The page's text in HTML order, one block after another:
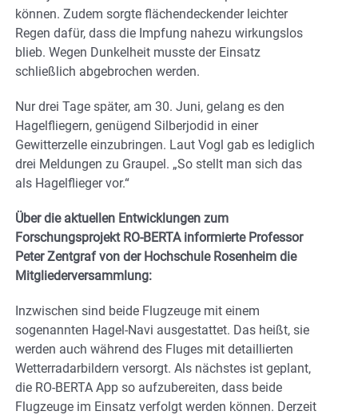
können. Zudem sorgte flächendeckender leichter
Regen dafür, dass die Impfung nahezu wirkungslos
blieb. Wegen Dunkelheit musste der Einsatz
schließlich abgebrochen werden.
Nur drei Tage später, am 30. Juni, gelang es den
Hagelfliegern, genügend Silberjodid in einer
Gewitterzelle einzubringen. Laut Vogl gab es lediglich
drei Meldungen zu Graupel. „So stellt man sich das
als Hagelflieger vor.“
Über die aktuellen Entwicklungen zum
Forschungsprojekt RO-BERTA informierte Professor
Peter Zentgraf von der Hochschule Rosenheim die
Mitgliederversammlung:
Inzwischen sind beide Flugzeuge mit einem
sogenannten Hagel-Navi ausgestattet. Das heißt, sie
werden auch während des Fluges mit detaillierten
Wetterradarbildern versorgt. Als nächstes ist geplant,
die RO-BERTA App so aufzubereiten, dass beide
Flugzeuge im Einsatz verfolgt werden können. Derzeit